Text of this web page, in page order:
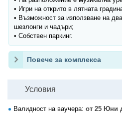
• Игри на открито в лятната
• Възможност за използване на
шезлонги и чадъри;
• Собствен паркинг.
Повече за комплекса
Условия
Валидност на ваучера: от 25 Юни